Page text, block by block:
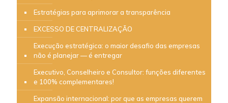
Estratégias para aprimorar a transparência
EXCESSO DE CENTRALIZAÇÃO
Execução estratégica: o maior desafio das empresas
não é planejar — é entregar
Executivo, Conselheiro e Consultor: funções diferentes
e 100% complementares!
Expansão internacional: por que as empresas querem